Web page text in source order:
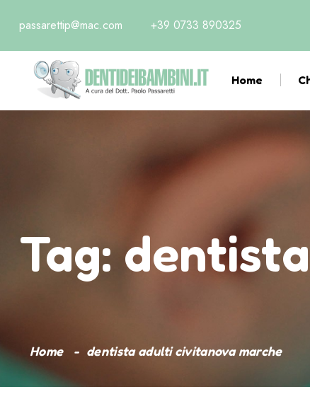
passarettip@mac.com +39 0733 890325
Home
Tag:
Home dentista adulti civitanova marche